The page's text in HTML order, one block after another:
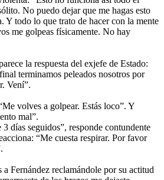
No puedo dejar que me hagas esto
Y todo lo que trato de hacer con la mente
me golpeas físicamente. No hay
la respuesta del exjefe de Estado:
terminamos peleados nosotros por
Vení”.
volves a golpear. Estás loco”. Y
mal”.
días seguidos”, responde contundente
“Me cuesta respirar. Por favor
Fernández reclamándole por su actitud